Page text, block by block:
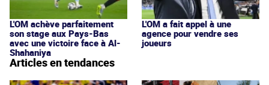
L'OM achève parfaitement
son stage aux Pays-Bas
avec une victoire face à Al-
Shahaniya
L'OM a fait appel à une
agence pour vendre ses
joueurs
Articles en tendances